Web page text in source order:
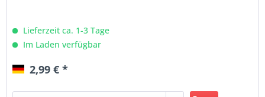
Lieferzeit ca. 1-3 Tage
Im Laden verfügbar
2,99 € *